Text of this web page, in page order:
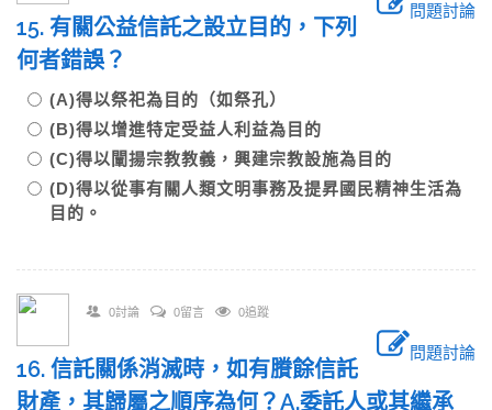
問題討論
15. 有關公益信託之設立目的，下列
何者錯誤？
(A)得以祭祀為目的（如祭孔）
(B)得以增進特定受益人利益為目的
(C)得以闡揚宗教教義，興建宗教設施為目的
(D)得以從事有關人類文明事務及提昇國民精神生活為
目的。
0討論 0留言 0追蹤
問題討論
16. 信託關係消滅時，如有賸餘信託
財產，其歸屬之順序為何？A.委託人或其繼承